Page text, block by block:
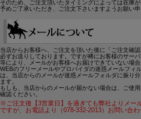
そのため、ご注文頂いたタイミングによっては在庫が
予めご了承いただき、ご注文下さいますようお願い申
当店からお客様へ、ご注文を頂いた後に「ご注文確
必ずお送りしております。ですが稀にお客様のサー
等により、メールがお客様へお届けできていない場合
WEBのフリーメールやプロバイダの迷惑メールフィ
は、当店からのメールが迷惑メールフォルダに振り
ます。
もしも、当店からのメールが届かない場合は、ご使
確認ください。
※ご注文後【3営業日】を過ぎても弊社よりメー
ですが、お電話より（078-332-2013）お問い合わ